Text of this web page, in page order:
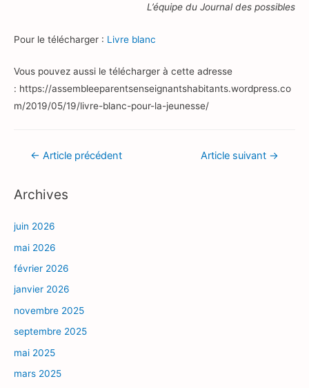
L’équipe du Journal des possibles
Pour le télécharger : Livre blanc
Vous pouvez aussi le télécharger à cette adresse
: https://assembleeparentsenseignantshabitants.wordpress.co
m/2019/05/19/livre-blanc-pour-la-jeunesse/
Navigation
l’article
← Article précédent Article suivant →
Archives
juin 2026
mai 2026
février 2026
janvier 2026
novembre 2025
septembre 2025
mai 2025
mars 2025